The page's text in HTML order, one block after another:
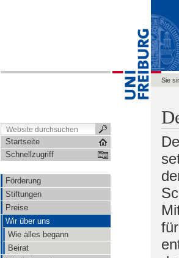
Startseite
Schnellzugriff
Förderung
Stiftungen
Preise
Wir über uns
Wie alles begann
Beirat
Sie